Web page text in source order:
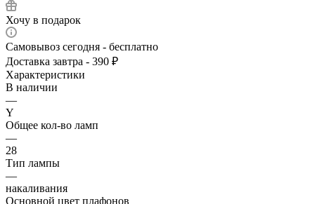
Хочу в подарок
Самовывоз сегодня - бесплатно
Доставка завтра - 390 ₽
Характеристики
В наличии
—
Y
Общее кол-во ламп
—
28
Тип лампы
—
накаливания
Основной цвет плафонов